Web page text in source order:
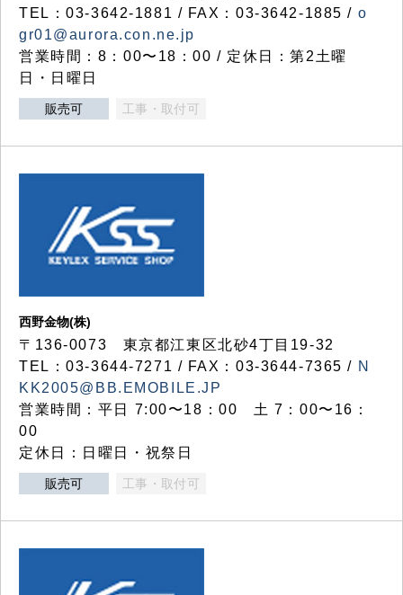
TEL：03-3642-1881 / FAX：03-3642-1885 / o
gr01@aurora.con.ne.jp
営業時間：8：00〜18：00 / 定休日：第2土曜
日・日曜日
販売可 工事・取付可
西野金物(株)
〒136-0073 東京都江東区北砂4丁目19-32
TEL：03‐3644‐7271 / FAX：03-3644-7365 / N
KK2005@BB.EMOBILE.JP
営業時間：平日 7:00〜18：00 土 7：00〜16：
00
定休日：日曜日・祝祭日
販売可 工事・取付可